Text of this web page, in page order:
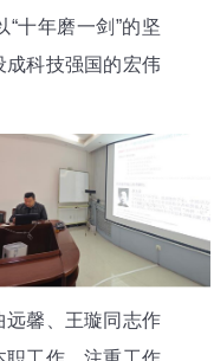
十年磨一剑”的坚
成科技强国的宏伟
馨、王璇同志作